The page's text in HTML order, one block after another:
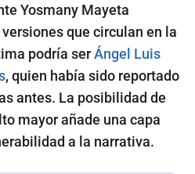
Yosmany Mayeta
que circulan en la
podría serÁngel Luis
, quien había sido reportado
antes. La posibilidad de
mayor añade una capa
a la narrativa.